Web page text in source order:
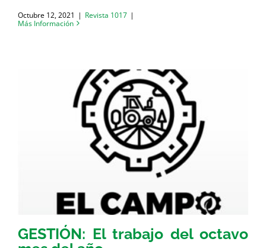
Octubre 12, 2021 | Revista 1017 |
Más Información
GESTIÓN: El trabajo del octavo